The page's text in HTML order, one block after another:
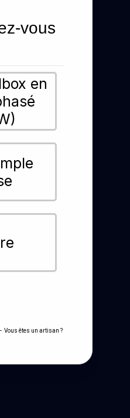
vous
en
- Vous êtes un artisan ?